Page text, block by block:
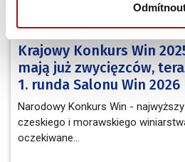
Krajowy Konkurs Win
mają już zwycięzców,
1. runda Salonu Win 2026
Narodowy Konkurs Win -
czeskiego i morawskiego
oczekiwane…